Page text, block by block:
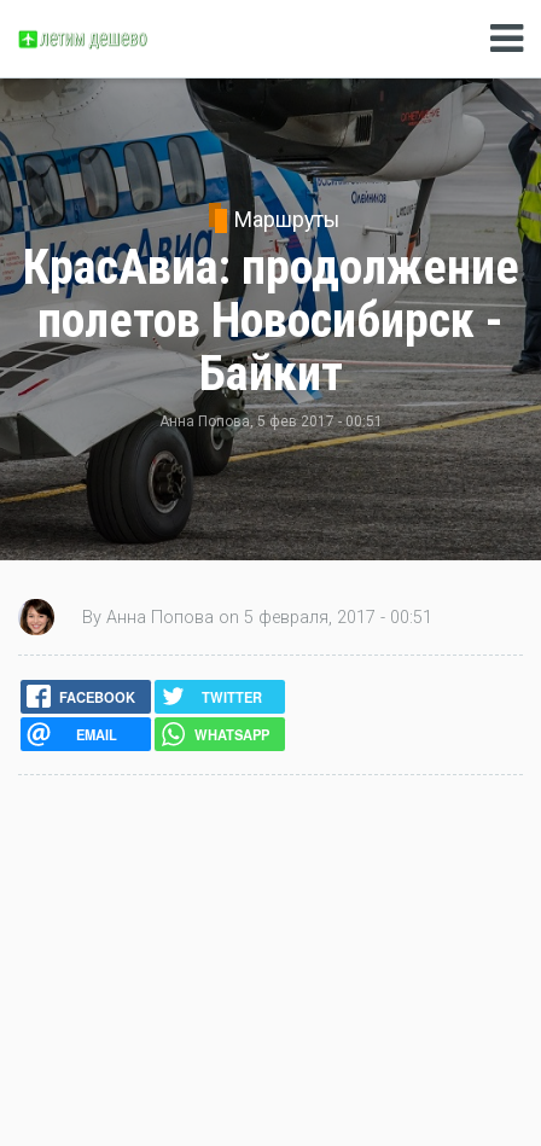
Маршруты
КрасАвиа: продолжение
полетов Новосибирск -
Байкит
Анна Попова, 5 фев 2017 - 00:51
By Анна Попова on 5 февраля, 2017 - 00:51
FACEBOOK
TWITTER
EMAIL
WHATSAPP